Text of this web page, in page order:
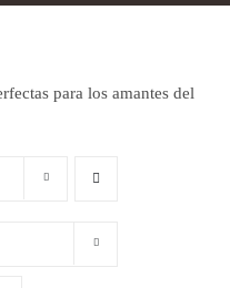
para los amantes del